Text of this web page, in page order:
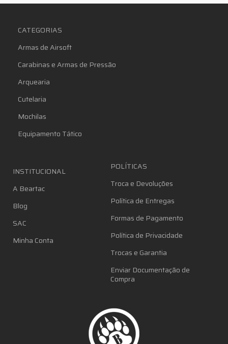
CATEGORIAS
Armas de Airsoft
Carabinas e Armas de Pressão
Arquearia
Cutelaria
Mochilas
Equipamento Tático
INSTITUCIONAL
A Beartac
Blog
SAC
Minha Conta
POLÍTICAS
Troca e Devoluções
Política de Entregas
Formas de Pagamento
Política de Privacidade
Trocas e Garantia
Enviar Documentação de
Compra